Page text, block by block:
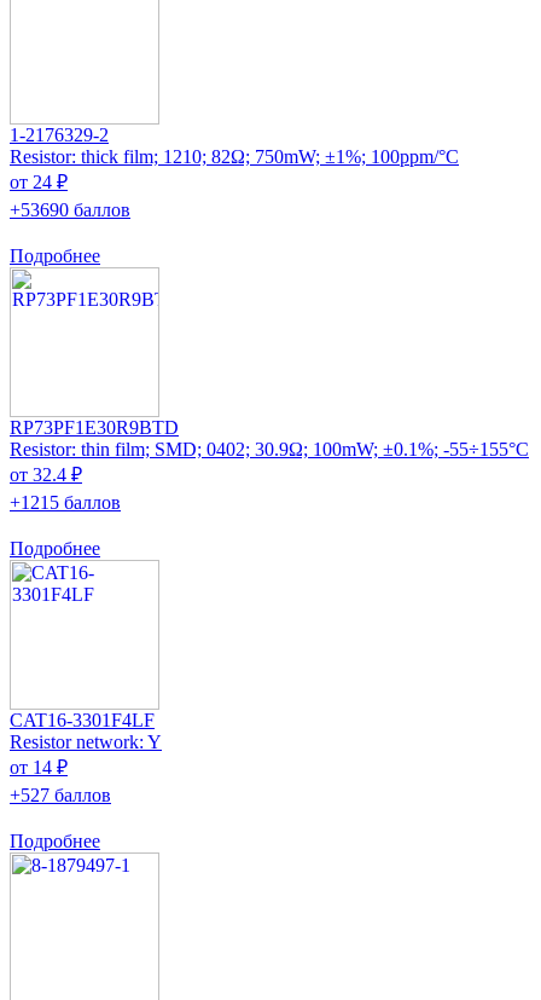
1-2176329-2
Resistor: thick film; 1210; 82Ω; 750mW; ±1%; 100ppm/°C
от 24 ₽
+53690 баллов
Подробнее
RP73PF1E30R9BTD
Resistor: thin film; SMD; 0402; 30.9Ω; 100mW; ±0.1%; -55÷155°C
от 32.4 ₽
+1215 баллов
Подробнее
CAT16-3301F4LF
Resistor network: Y
от 14 ₽
+527 баллов
Подробнее